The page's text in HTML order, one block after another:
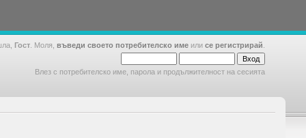
Гост . Моля, въведи своето потребителско име или се регистрирай
Влез с потребителско име, парола и продължителност на сесията